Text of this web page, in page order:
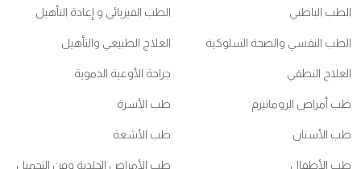
الطب الباطني الطب الفيزيائي و إعادة التأهيل
الطب النفسي والصحة السلوكية العلاج الطبيعي والتأهيل
العلاج النطقي جراحة الأوعية الدموية
طب أمراض الروماتيزم طب الأسرة
طب الأسنان طب الأشعة
طب الأطفال طب الأمراض الجلدية وفن التجميل